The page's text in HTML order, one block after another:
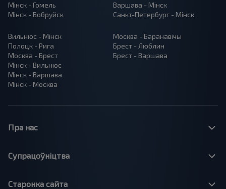
Мінск - Гомель
Мінск - Бобруйск
Варшава - Мінск
Санкт-Петербург - Мінск
Вильнюс - Мінск
Полоцк - Рига
Москва - Брест
Мінск - Вильнюс
Мінск - Варшава
Мінск - Москва
Москва - Баранавiчы
Брест - Люблин
Брест - Варшава
Пра нас
Супрацоўніцтва
Старонка сайта